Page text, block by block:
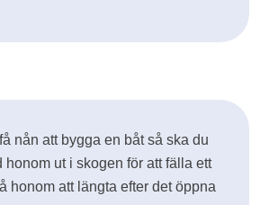
nån att bygga en båt så ska du
honom ut i skogen för att fälla ett
honom att längta efter det öppna